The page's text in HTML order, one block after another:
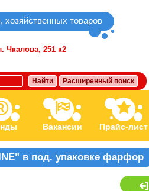
товаров
Чкалова, 251 к2
Найти Расширенный поиск
Вакансии Прайс-лист
в под. упаковке фарфор